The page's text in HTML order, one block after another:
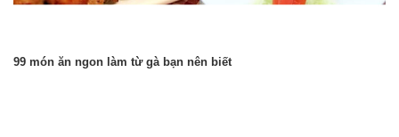
99 món ăn ngon làm từ gà bạn nên biết